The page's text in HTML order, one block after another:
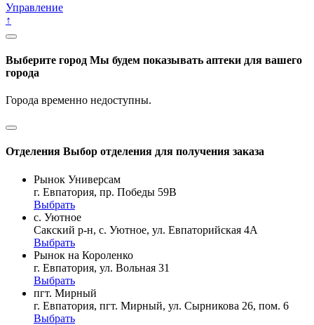
Управление
↑
Выберите город Мы будем показывать аптеки для вашего
города
Города временно недоступны.
Отделения Выбор отделения для получения заказа
Рынок Универсам
г. Евпатория, пр. Победы 59В
Выбрать
с. Уютное
Сакский р-н, с. Уютное, ул. Евпаторийская 4А
Выбрать
Рынок на Короленко
г. Евпатория, ул. Вольная 31
Выбрать
пгт. Мирный
г. Евпатория, пгт. Мирный, ул. Сырникова 26, пом. 6
Выбрать